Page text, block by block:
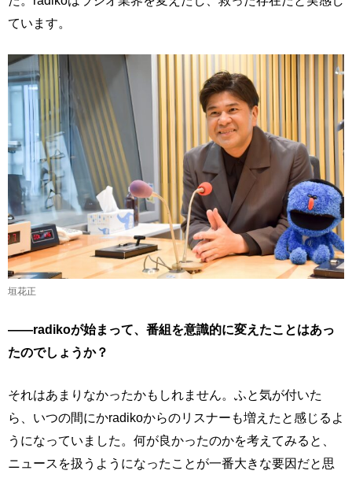
ています。
垣花正
――radikoが始まって、番組を意識的に変えたことはあっ
たのでしょうか？
それはあまりなかったかもしれません。ふと気が付いた
ら、いつの間にかradikoからのリスナーも増えたと感じるよ
うになっていました。何が良かったのかを考えてみると、
ニュースを扱うようになったことが一番大きな要因だと思